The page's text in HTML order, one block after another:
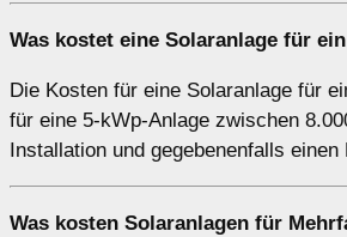
Was kostet eine Solaranlage für
Die Kosten für eine Solaranlage für
für eine 5-kWp-Anlage zwischen
Installation und gegebenenfalls
Was kosten Solaranlagen für